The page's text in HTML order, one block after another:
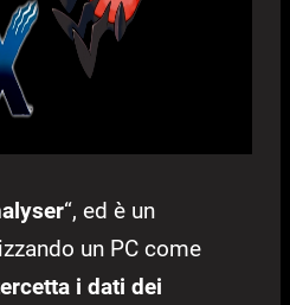
“, ed è un
un PC come
i dati dei